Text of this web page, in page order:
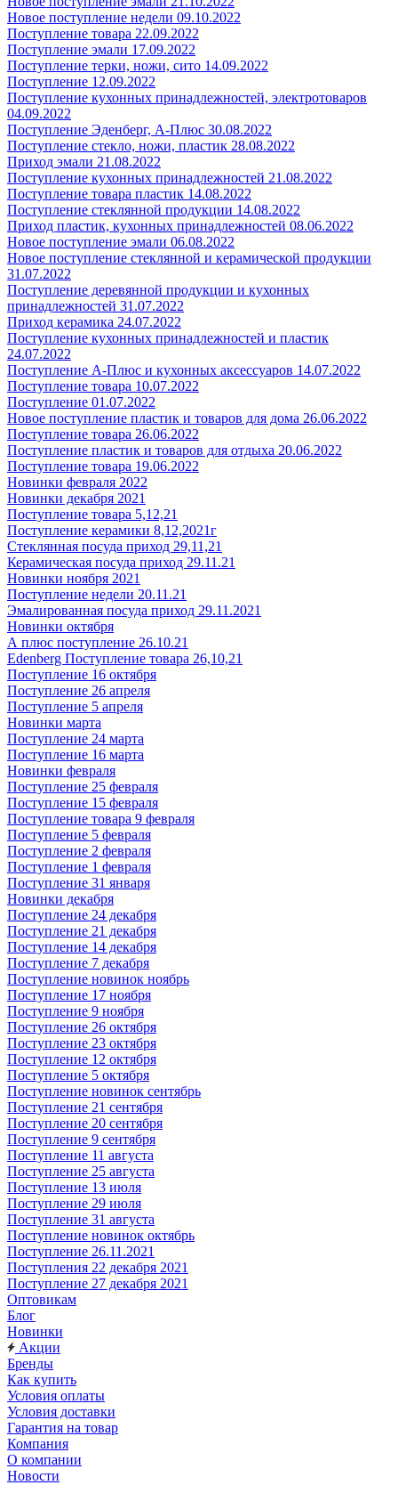
Новое поступление недели 09.10.2022
Поступление товара 22.09.2022
Поступление эмали 17.09.2022
Поступление терки, ножи, сито 14.09.2022
Поступление 12.09.2022
Поступление кухонных принадлежностей, электротоваров
04.09.2022
Поступление Эденберг, А-Плюс 30.08.2022
Поступление стекло, ножи, пластик 28.08.2022
Приход эмали 21.08.2022
Поступление кухонных принадлежностей 21.08.2022
Поступление товара пластик 14.08.2022
Поступление стеклянной продукции 14.08.2022
Приход пластик, кухонных принадлежностей 08.06.2022
Новое поступление эмали 06.08.2022
Новое поступление стеклянной и керамической продукции
31.07.2022
Поступление деревянной продукции и кухонных
принадлежностей 31.07.2022
Приход керамика 24.07.2022
Поступление кухонных принадлежностей и пластик
24.07.2022
Поступление А-Плюс и кухонных аксессуаров 14.07.2022
Поступление товара 10.07.2022
Поступление 01.07.2022
Новое поступление пластик и товаров для дома 26.06.2022
Поступление товара 26.06.2022
Поступление пластик и товаров для отдыха 20.06.2022
Поступление товара 19.06.2022
Новинки февраля 2022
Новинки декабря 2021
Поступление товара 5,12,21
Поступление керамики 8,12,2021г
Стеклянная посуда приход 29,11,21
Керамическая посуда приход 29.11.21
Новинки ноября 2021
Поступление недели 20.11.21
Эмалированная посуда приход 29.11.2021
Новинки октября
А плюс поступление 26.10.21
Edenberg Поступление товара 26,10,21
Поступление 16 октября
Поступление 26 апреля
Поступление 5 апреля
Новинки марта
Поступление 24 марта
Поступление 16 марта
Новинки февраля
Поступление 25 февраля
Поступление 15 февраля
Поступление товара 9 февраля
Поступление 5 февраля
Поступление 2 февраля
Поступление 1 февраля
Поступление 31 января
Новинки декабря
Поступление 24 декабря
Поступление 21 декабря
Поступление 14 декабря
Поступление 7 декабря
Поступление новинок ноябрь
Поступление 17 ноября
Поступление 9 ноября
Поступление 26 октября
Поступление 23 октября
Поступление 12 октября
Поступление 5 октября
Поступление новинок сентябрь
Поступление 21 сентября
Поступление 20 сентября
Поступление 9 сентября
Поступление 11 августа
Поступление 25 августа
Поступление 13 июля
Поступление 29 июля
Поступление 31 августа
Поступление новинок октябрь
Поступление 26.11.2021
Поступления 22 декабря 2021
Поступление 27 декабря 2021
Оптовикам
Блог
Новинки
Акции
Бренды
Как купить
Условия оплаты
Условия доставки
Гарантия на товар
Компания
О компании
Новости